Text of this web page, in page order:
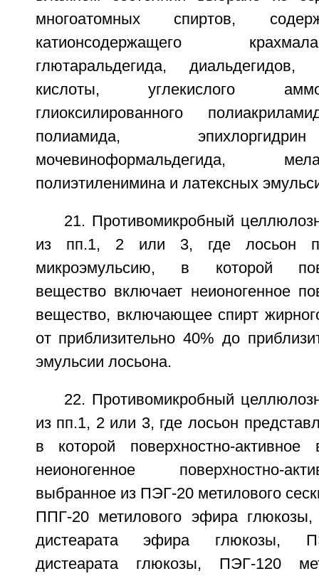
многоатомных спиртов,
катионсодержащего
глютаральдегида,
кислоты, углекислого
глиоксилированного
полиамида,
мочевиноформальдегида,
полиэтиленимина и латексных
21. Противомикробный
из пп.1, 2 или 3, где лосьон
микроэмульсию, в которой
вещество включает неионогенное
вещество, включающее спирт
от приблизительно 40% до
эмульсии лосьона.
22. Противомикробный
из пп.1, 2 или 3, где лосьон
в которой поверхностно-активное
неионогенное поверхностно-
выбранное из ПЭГ-20 метилового
ППГ-20 метилового эфира
дистеарата эфира глюкозы,
дистеарата глюкозы, ПЭГ-120